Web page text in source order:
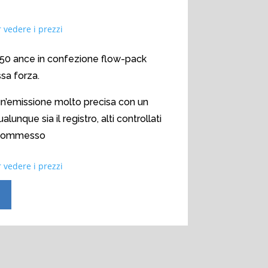
i prezzi
ance in confezione flow-pack
forza.
molto precisa con un
sia il registro, alti controllati
i prezzi